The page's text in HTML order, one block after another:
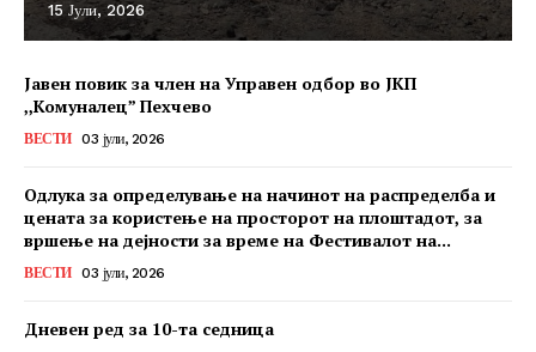
15 Јули, 2026
Јавен повик за член на Управен одбор во ЈКП
,,Комуналец” Пехчево
ВЕСТИ 03 јули, 2026
Одлука за определување на начинот на распределба и
цената за користење на просторот на плоштадот, за
вршење на дејности за време на Фестивалот на...
ВЕСТИ 03 јули, 2026
Дневен ред за 10-та седница